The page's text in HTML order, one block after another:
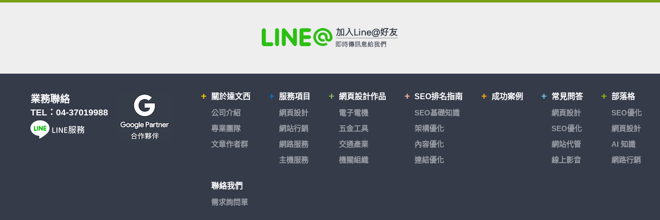
關於達文西
公司介紹
專業團隊
文章作者群
服務項目
網頁設計
網站行銷
網路服務
主機服務
網頁設計作品
電子電機
五金工具
交通產業
機關組織
SEO排名指南
SEO基礎知識
架構優化
內容優化
連結優化
成功案例
常見問答
網頁設計
SEO優化
網站代管
線上影音
部落格
SEO優化
網頁設計
AI 知識
網路行銷
聯絡我們
需求詢問單
業務聯絡
TEL： 04-37019988